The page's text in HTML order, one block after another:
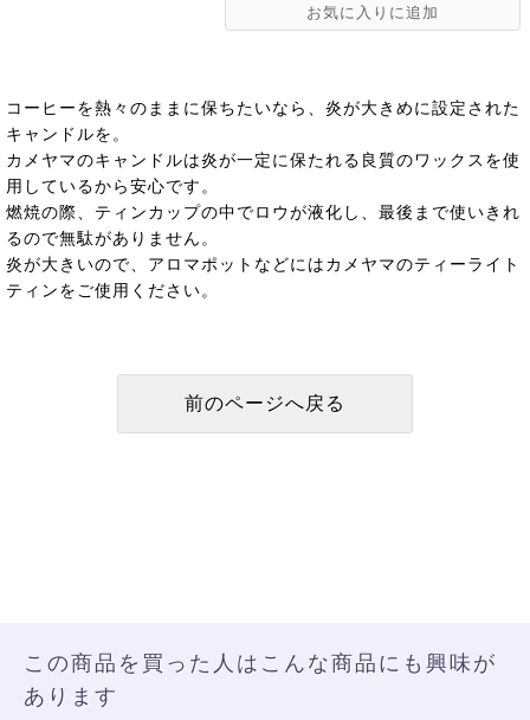
コーヒーを熱々のままに保ちたいなら、炎が大きめに設定された
キャンドルを。
カメヤマのキャンドルは炎が一定に保たれる良質のワックスを使
用しているから安心です。
燃焼の際、ティンカップの中でロウが液化し、最後まで使いきれ
るので無駄がありません。
炎が大きいので、アロマポットなどにはカメヤマのティーライト
ティンをご使用ください。
この商品を買った人はこんな商品にも興味が
あります